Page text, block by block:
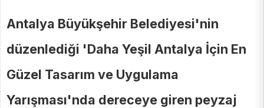
Antalya Büyükşehir Belediyesi'nin
düzenlediği 'Daha Yeşil Antalya İçin En
Güzel Tasarım ve Uygulama
Yarışması'nda dereceye giren peyzaj